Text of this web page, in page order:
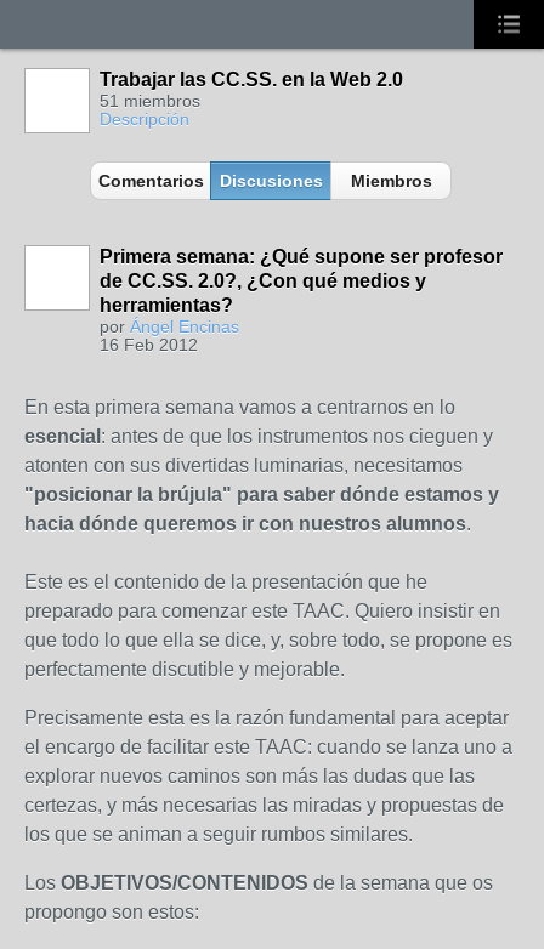
Trabajar las CC.SS. en la Web 2.0
51 miembros
Descripción
Comentarios Discusiones Miembros
Primera semana: ¿Qué supone ser profesor
de CC.SS. 2.0?, ¿Con qué medios y
herramientas?
por Ángel Encinas
16 Feb 2012
En esta primera semana vamos a centrarnos en lo
esencial : antes de que los instrumentos nos cieguen y
atonten con sus divertidas luminarias, necesitamos
"posicionar la brújula" para saber dónde estamos y
hacia dónde queremos ir con nuestros alumnos.
Este es el contenido de la presentación que he
preparado para comenzar este TAAC. Quiero insistir en
que todo lo que ella se dice, y, sobre todo, se propone es
perfectamente discutible y mejorable.
Precisamente esta es la razón fundamental para aceptar
el encargo de facilitar este TAAC: cuando se lanza uno a
explorar nuevos caminos son más las dudas que las
certezas, y más necesarias las miradas y propuestas de
los que se animan a seguir rumbos similares.
Los OBJETIVOS/CONTENIDOS de la semana que os
propongo son estos: